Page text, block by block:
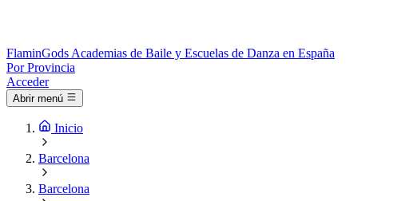
FlaminGods Academias de Baile y Escuelas de Danza en España
Por Provincia
Acceder
Abrir menú
Inicio
Barcelona
Barcelona